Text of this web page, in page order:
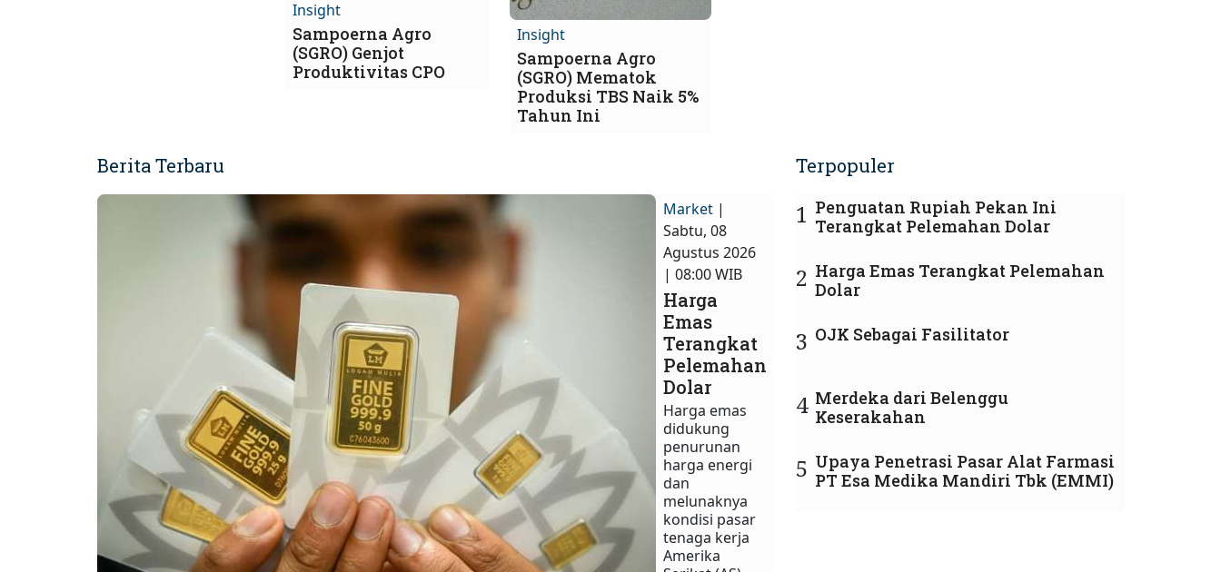
Insight
Sampoerna Agro
(SGRO) Genjot
Produktivitas CPO
Insight
Sampoerna Agro
(SGRO) Mematok
Produksi TBS Naik 5%
Tahun Ini
Berita Terbaru
Market |
Sabtu, 08
Agustus 2026
| 08:00 WIB
Harga
Emas
Terangkat
Pelemahan
Dolar
Harga emas
didukung
penurunan
harga energi
dan
melunaknya
kondisi pasar
tenaga kerja
Amerika
Terpopuler
1 Penguatan Rupiah Pekan Ini
Terangkat Pelemahan Dolar
2 Harga Emas Terangkat Pelemahan
Dolar
3 OJK Sebagai Fasilitator
4 Merdeka dari Belenggu
Keserakahan
5 Upaya Penetrasi Pasar Alat Farmasi
PT Esa Medika Mandiri Tbk (EMMI)